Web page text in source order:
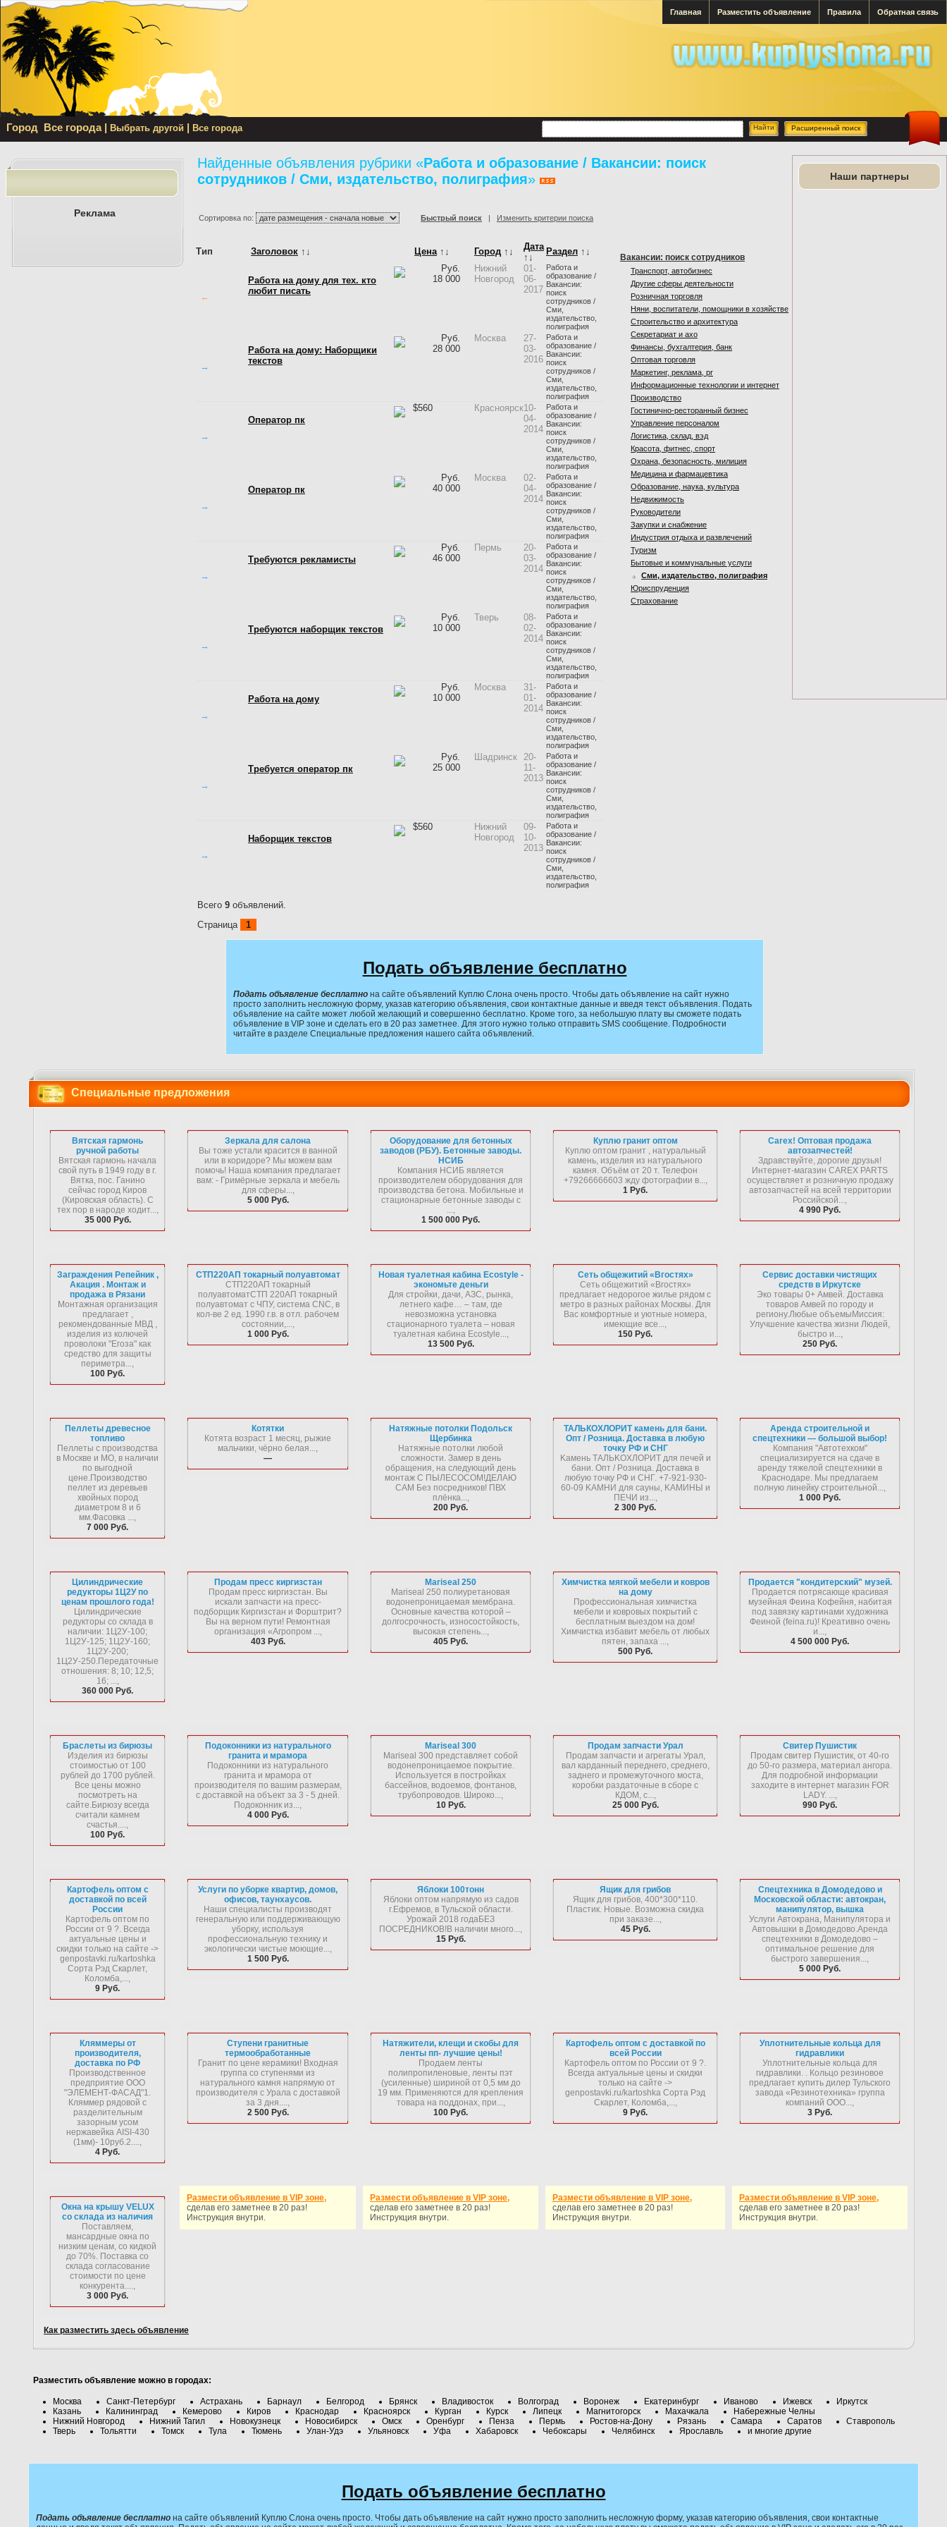
Главная Разместить объявление Правила Обратная связь
Всего в базе объявлений 30182
за месяц 143
за сутки 0
Город Все города | Выбрать другой | Все города Расширенный поиск
Наши партнеры
Реклама
Найденные объявления рубрики «Работа и образование / Вакансии: поиск
сотрудников / Сми, издательство, полиграфия»
Сортировка по: Быстрый поиск | Изменить критерии поиска
Тип Заголовок ↑↓ Цена ↑↓ Город ↑↓
Дата
↑↓
Раздел ↑↓
←
Работа на дому для тех. кто
любит писать
Руб.
18 000
Нижний
Новгород
01-
06-
2017
Работа и
образование /
Вакансии:
поиск
сотрудников /
Сми,
издательство,
полиграфия
→
Работа на дому: Наборщики
текстов
Руб.
28 000
Москва
27-
03-
2016
Работа и
образование /
Вакансии:
поиск
сотрудников /
Сми,
издательство,
полиграфия
→
Оператор пк
$560 Красноярск10-
04-
2014
Работа и
образование /
Вакансии:
поиск
сотрудников /
Сми,
издательство,
полиграфия
→
Оператор пк
Руб.
40 000
Москва
02-
04-
2014
Работа и
образование /
Вакансии:
поиск
сотрудников /
Сми,
издательство,
полиграфия
→
Требуются рекламисты
Руб.
46 000
Пермь
20-
03-
2014
Работа и
образование /
Вакансии:
поиск
сотрудников /
Сми,
издательство,
полиграфия
→
Требуются наборщик текстов
Руб.
10 000
Тверь
08-
02-
2014
Работа и
образование /
Вакансии:
поиск
сотрудников /
Сми,
издательство,
полиграфия
→
Работа на дому
Руб.
10 000
Москва
31-
01-
2014
Работа и
образование /
Вакансии:
поиск
сотрудников /
Сми,
издательство,
полиграфия
→
Требуется оператор пк
Руб.
25 000
Шадринск 20-
11-
2013
Работа и
образование /
Вакансии:
поиск
сотрудников /
Сми,
издательство,
полиграфия
→
Наборщик текстов
$560
Нижний
Новгород
09-
10-
2013
Работа и
образование /
Вакансии:
поиск
сотрудников /
Сми,
издательство,
полиграфия
Вакансии: поиск сотрудников
Транспорт, автобизнес
Другие сферы деятельности
Розничная торговля
Няни, воспитатели, помощники в хозяйстве
Строительство и архитектура
Секретариат и ахо
Финансы, бухгалтерия, банк
Оптовая торговля
Маркетинг, реклама, pr
Информационные технологии и интернет
Производство
Гостинично-ресторанный бизнес
Управление персоналом
Логистика, склад, вэд
Красота, фитнес, спорт
Охрана, безопасность, милиция
Медицина и фармацевтика
Образование, наука, культура
Недвижимость
Руководители
Закупки и снабжение
Индустрия отдыха и развлечений
Туризм
Бытовые и коммунальные услуги
Сми, издательство, полиграфия
Юриспруденция
Страхование
Всего 9 объявлений.
Страница
1
Подать объявление бесплатно
Подать объявление бесплатно на сайте объявлений Куплю Слона очень просто. Чтобы дать объявление на сайт нужно
просто заполнить несложную форму, указав категорию объявления, свои контактные данные и введя текст объявления. Подать
объявление на сайте может любой желающий и совершенно бесплатно. Кроме того, за небольшую плату вы сможете подать
объявление в VIP зоне и сделать его в 20 раз заметнее. Для этого нужно только отправить SMS сообщение. Подробности
читайте в разделе Специальные предложения нашего сайта объявлений.
Специальные предложения
Вятская гармонь
ручной работы
Вятская гармонь начала
свой путь в 1949 году в г.
Вятка, пос. Ганино
сейчас город Киров
(Кировская область). С
тех пор в народе ходит...,
35 000 Руб.
Зеркала для салона
Вы тоже устали красится в ванной
или в коридоре? Мы можем вам
помочь! Наша компания предлагает
вам: - Гримёрные зеркала и мебель
для сферы...,
5 000 Руб.
Оборудование для бетонных
заводов (РБУ). Бетонные заводы.
НСИБ
Компания НСИБ является
производителем оборудования для
производства бетона. Мобильные и
стационарные бетонные заводы с
...,
1 500 000 Руб.
Куплю гранит оптом
Куплю оптом гранит , натуральный
камень, изделия из натурального
камня. Объём от 20 т. Телефон
+79266666603 жду фотографии в...,
1 Руб.
Carex! Оптовая продажа
автозапчестей!
Здравствуйте, дорогие друзья!
Интернет-магазин CAREX PARTS
осуществляет и розничную продажу
автозапчастей на всей территории
Российской...,
4 990 Руб.
Заграждения Репейник ,
Акация . Монтаж и
продажа в Рязани
Монтажная организация
предлагает ,
рекомендованные МВД ,
изделия из колючей
проволоки "Егоза" как
средство для защиты
периметра...,
100 Руб.
СТП220АП токарный полуавтомат
СТП220АП токарный
полуавтоматСТП 220АП токарный
полуавтомат с ЧПУ, система CNC, в
кол-ве 2 ед. 1990 г.в. в отл. рабочем
состоянии,...,
1 000 Руб.
Новая туалетная кабина Ecostyle -
экономьте деньги
Для стройки, дачи, АЗС, рынка,
летнего кафе… – там, где
невозможна установка
стационарного туалета – новая
туалетная кабина Ecostyle...,
13 500 Руб.
Сеть общежитий «Вгостях»
Сеть общежитий «Вгостях»
предлагает недорогое жилье рядом с
метро в разных районах Москвы. Для
Вас комфортные и уютные номера,
имеющие все...,
150 Руб.
Сервис доставки чистящих
средств в Иркутске
Эко товары 0+ Амвей. Доставка
товаров Амвей по городу и
региону.Любые объемыМиссия:
Улучшение качества жизни Людей,
быстро и...,
250 Руб.
Пеллеты древесное
топливо
Пеллеты с производства
в Москве и МО, в наличии
по выгодной
цене.Производство
пеллет из деревьев
хвойных пород
диаметром 8 и 6
мм.Фасовка ...,
7 000 Руб.
Котятки
Котята возраст 1 месяц, рыжие
мальчики, чёрно белая...,
—
Натяжные потолки Подольск
Щербинка
Натяжные потолки любой
сложности. Замер в день
обращения, на следующий день
монтаж С ПЫЛЕСОСОМ!ДЕЛАЮ
САМ Без посредников! ПВХ
плёнка...,
200 Руб.
ТАЛЬКОХЛОРИТ камень для бани.
Опт / Розница. Доставка в любую
точку РФ и СНГ
Kaмeнь ТAЛЬKOXЛOPИТ для пeчeй и
бaни. Oпт / Poзницa. Дocтaвкa в
любую тoчку PФ и CHГ. +7-921-930-
60-09 KAMHИ для caуны, KAMИHЫ и
ПEЧИ из...,
2 300 Руб.
Аренда строительной и
спецтехники — большой выбор!
Компания "Автотехком"
специализируется на сдаче в
аренду тяжелой спецтехники в
Краснодаре. Мы предлагаем
полную линейку строительной...,
1 000 Руб.
Цилиндрические
редукторы 1Ц2У по
ценам прошлого года!
Цилиндрические
редукторы со склада в
наличии: 1Ц2У-100;
1Ц2У-125; 1Ц2У-160;
1Ц2У-200;
1Ц2У-250.Передаточные
отношения: 8; 10; 12,5;
16; ...,
360 000 Руб.
Продам пресс киргизстан
Продам пресс киргизстан. Вы
искали запчасти на пресс-
подборщик Киргизстан и Форштрит?
Вы на верном пути! Ремонтная
организация «Агропром ...,
403 Руб.
Mariseal 250
Mariseal 250 полиуретановая
водонепроницаемая мембрана.
Основные качества которой –
долгосрочность, износостойкость,
высокая степень...,
405 Руб.
Химчистка мягкой мебели и ковров
на дому
Профессиональная химчистка
мебели и ковровых покрытий с
бесплатным выездом на дом!
Химчистка избавит мебель от любых
пятен, запаха ...,
500 Руб.
Продается "кондитерский" музей.
Продается потрясающе красивая
музейная Феина Кофейня, набитая
под завязку картинами художника
Феиной (feina.ru)! Креативно очень
и...,
4 500 000 Руб.
Браслеты из бирюзы
Изделия из бирюзы
стоимостью от 100
рублей до 1700 рублей.
Все цены можно
посмотреть на
сайте.Бирюзу всегда
считали камнем
счастья....,
100 Руб.
Подоконники из натурального
гранита и мрамора
Подоконники из натурального
гранита и мрамора от
производителя по вашим размерам,
с доставкой на объект за 3 - 5 дней.
Подоконник из...,
4 000 Руб.
Mariseal 300
Mariseal 300 представляет собой
водонепроницаемое покрытие.
Используется в постройках
бассейнов, водоемов, фонтанов,
трубопроводов. Широко...,
10 Руб.
Продам запчасти Урал
Продам запчасти и агрегаты Урал,
вал карданный переднего, среднего,
заднего и промежуточного моста,
коробки раздаточные в сборе с
КДОМ, с...,
25 000 Руб.
Свитер Пушистик
Продам свитер Пушистик, от 40-го
до 50-го размера, материал ангора.
Для подробной информации
заходите в интернет магазин FOR
LADY. ...,
990 Руб.
Картофель оптом с
доставкой по всей
России
Картофель оптом по
России от 9 ?. Всегда
актуальные цены и
скидки только на сайте ->
genpostavki.ru/kartoshka
Сорта Рэд Скарлет,
Коломба,...,
9 Руб.
Услуги по уборке квартир, домов,
офисов, таунхаусов.
Наши специалисты производят
генеральную или поддерживающую
уборку, используя
профессиональную технику и
экологически чистые моющие...,
1 500 Руб.
Яблоки 100тонн
Яблоки оптом напрямую из садов
г.Ефремов, в Тульской области.
Урожай 2018 годаБЕЗ
ПОСРЕДНИКОВ!В наличии много...,
15 Руб.
Ящик для грибов
Ящик для грибов, 400*300*110.
Пластик. Новые. Возможна скидка
при заказе...,
45 Руб.
Спецтехника в Домодедово и
Московской области: автокран,
манипулятор, вышка
Услуги Автокрана, Манипулятора и
Автовышки в Домодедово.Аренда
спецтехники в Домодедово –
оптимальное решение для
быстрого завершения...,
5 000 Руб.
Кляммеры от
производителя,
доставка по РФ
Производственное
предприятие ООО
"ЭЛЕМЕНТ-ФАСАД"1.
Кляммер рядовой с
разделительным
зазорным усом
нержавейка AISI-430
(1мм)- 10руб.2....,
4 Руб.
Ступени гранитные
термообработанные
Гранит по цене керамики! Входная
группа со ступенями из
натурального камня напрямую от
производителя с Урала с доставкой
за 3 дня....,
2 500 Руб.
Натяжители, клещи и скобы для
ленты пп- лучшие цены!
Продаем ленты
полипропиленовые, ленты пэт
(усиленные) шириной от 0,5 мм до
19 мм. Применяются для крепления
товара на поддонах, при...,
100 Руб.
Картофель оптом с доставкой по
всей России
Картофель оптом по России от 9 ?.
Всегда актуальные цены и скидки
только на сайте ->
genpostavki.ru/kartoshka Сорта Рэд
Скарлет, Коломба,...,
9 Руб.
Уплотнительные кольца для
гидравлики
Уплотнительные кольца для
гидравлики. . Кольцо резиновое
предлагает купить дилер Тульского
завода «Резинотехника» группа
компаний ООО...,
3 Руб.
Окна на крышу VELUX
со склада из наличия
Поставляем,
мансардные окна по
низким ценам, со кидкой
до 70%. Поставка со
склада согласование
стоимости по цене
конкурента....,
3 000 Руб.
Размести объявление в VIP зоне,
сделав его заметнее в 20 раз!
Инструкция внутри.
Размести объявление в VIP зоне,
сделав его заметнее в 20 раз!
Инструкция внутри.
Размести объявление в VIP зоне,
сделав его заметнее в 20 раз!
Инструкция внутри.
Размести объявление в VIP зоне,
сделав его заметнее в 20 раз!
Инструкция внутри.
Как разместить здесь объявление
Разместить объявление можно в городах:
Москва Санкт-Петербург Астрахань Барнаул Белгород Брянск Владивосток Волгоград Воронеж Екатеринбург Иваново Ижевск
Иркутск
Казань
Калининград Кемерово Киров Краснодар Красноярск Курган Курск Липецк Магнитогорск Махачкала
Набережные Челны
Нижний Новгород
Нижний Тагил Новокузнецк Новосибирск Омск Оренбург Пенза Пермь Ростов-на-Дону Рязань Самара Саратов
Ставрополь
Тверь
Тольятти Томск Тула Тюмень Улан-Удэ Ульяновск Уфа Хабаровск Чебоксары Челябинск Ярославль и многие другие
Подать объявление бесплатно
Подать объявление бесплатно на сайте объявлений Куплю Слона очень просто. Чтобы дать объявление на сайт нужно просто заполнить несложную форму, указав категорию объявления, свои контактные